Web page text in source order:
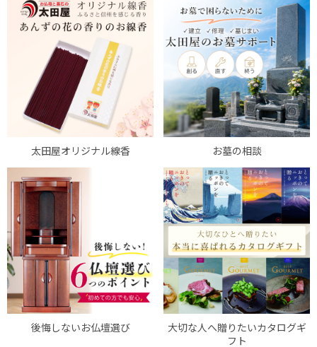
太田屋オリジナル線香 お墓の相談
後悔しないお仏壇選び
大切な人へ贈りたいカタログギ
フト